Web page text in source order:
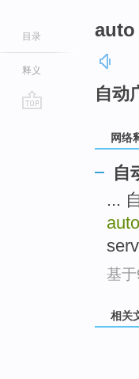
目录
释义
自动
网络
自
...
基
相关